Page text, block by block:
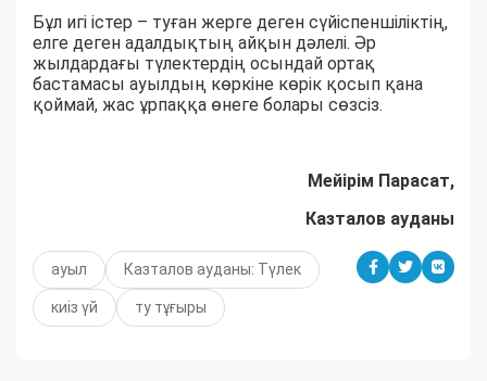
Бұл игі істер – туған жерге деген сүйіспеншіліктің,
елге деген адалдықтың айқын дәлелі. Әр
жылдардағы түлектердің осындай ортақ
бастамасы ауылдың көркіне көрік қосып қана
қоймай, жас ұрпаққа өнеге болары сөзсіз.
Мейірім Парасат,
Казталов ауданы
ауыл Казталов ауданы: Түлек
киіз үй ту тұғыры